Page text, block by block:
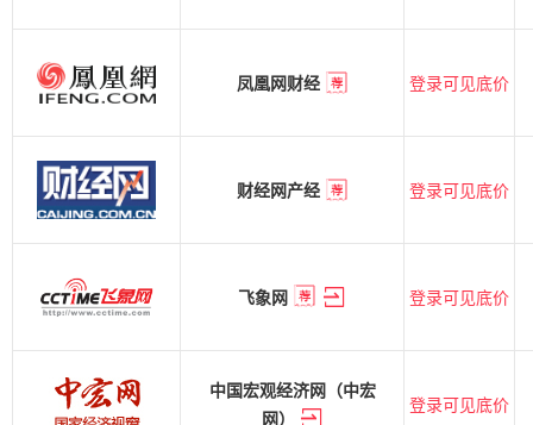
凤凰网财经 登录可见底价
财经网产经 登录可见底价
飞象网 登录可见底价
中国宏观经济网（中宏
网）
登录可见底价